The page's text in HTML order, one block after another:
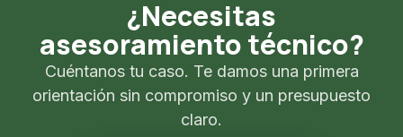
¿Necesitas
asesoramiento técnico?
Cuéntanos tu caso. Te damos una primera
orientación sin compromiso y un presupuesto
claro.